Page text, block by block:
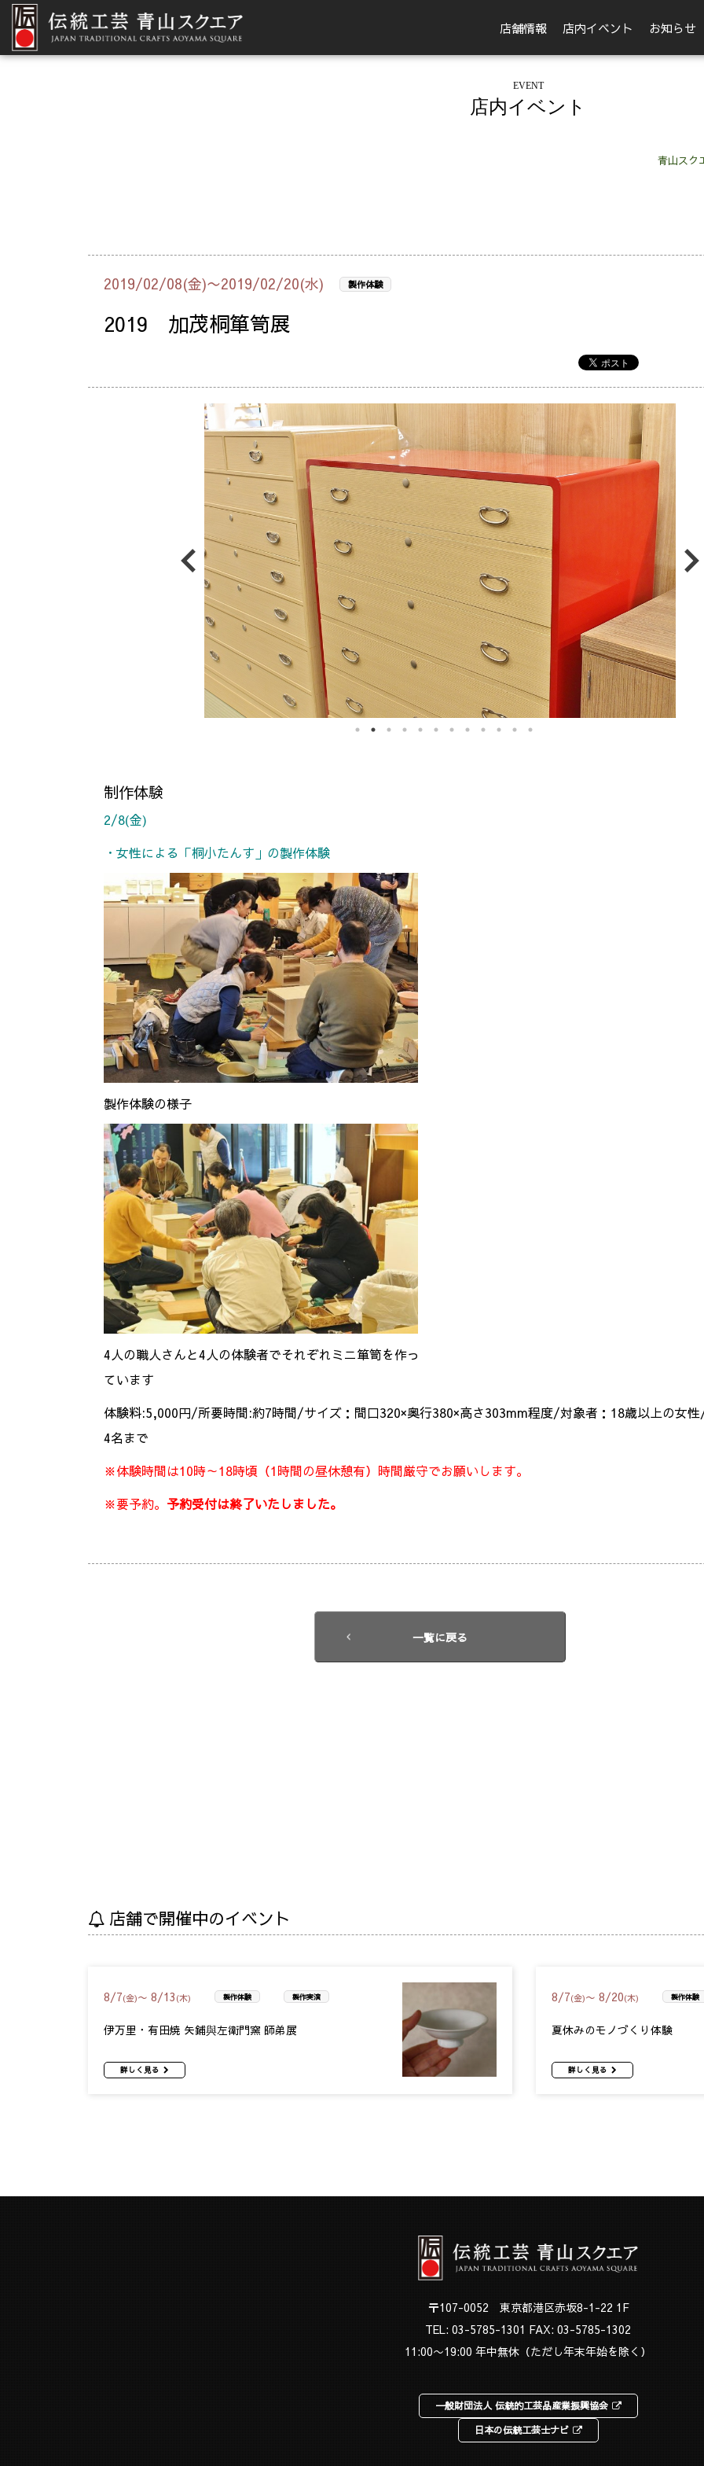
店舗情報 店内イベント お知らせ
EVENT
店内イベント
青山スク
2019/02/08(金)〜2019/02/20(水) 製作体験
2019 加茂桐箪笥展
制作体験
2/8(金)
・女性による「桐小たんす」の製作体験
製作体験の様子
4人の職人さんと4人の体験者でそれぞれミニ箪笥を作っ
ています
体験料:5,000円/所要時間:約7時間/サイズ：間口320×奥行380×高さ303mm程度/対象者：18歳以上の女性
4名まで
※体験時間は10時～18時頃（1時間の昼休憩有）時間厳守でお願いします。
※要予約。 予約受付は終了いたしました。
一覧に戻る
店舗で開催中のイベント
8/7(金)〜 8/13 (木) 製作体験 製作実演
伊万里・有田焼 矢鋪與左衛門窯 師弟展
詳しく見る
8/7(金)〜 8/20(木) 製作体験
夏休みのモノづくり体験
詳しく見る
〒107-0052 東京都港区赤坂8-1-22 1F
TEL: 03-5785-1301 FAX: 03-5785-1302
11:00〜19:00 年中無休（ただし年末年始を除く）
一般財団法人 伝統的工芸品産業振興協会
日本の伝統工芸士ナビ